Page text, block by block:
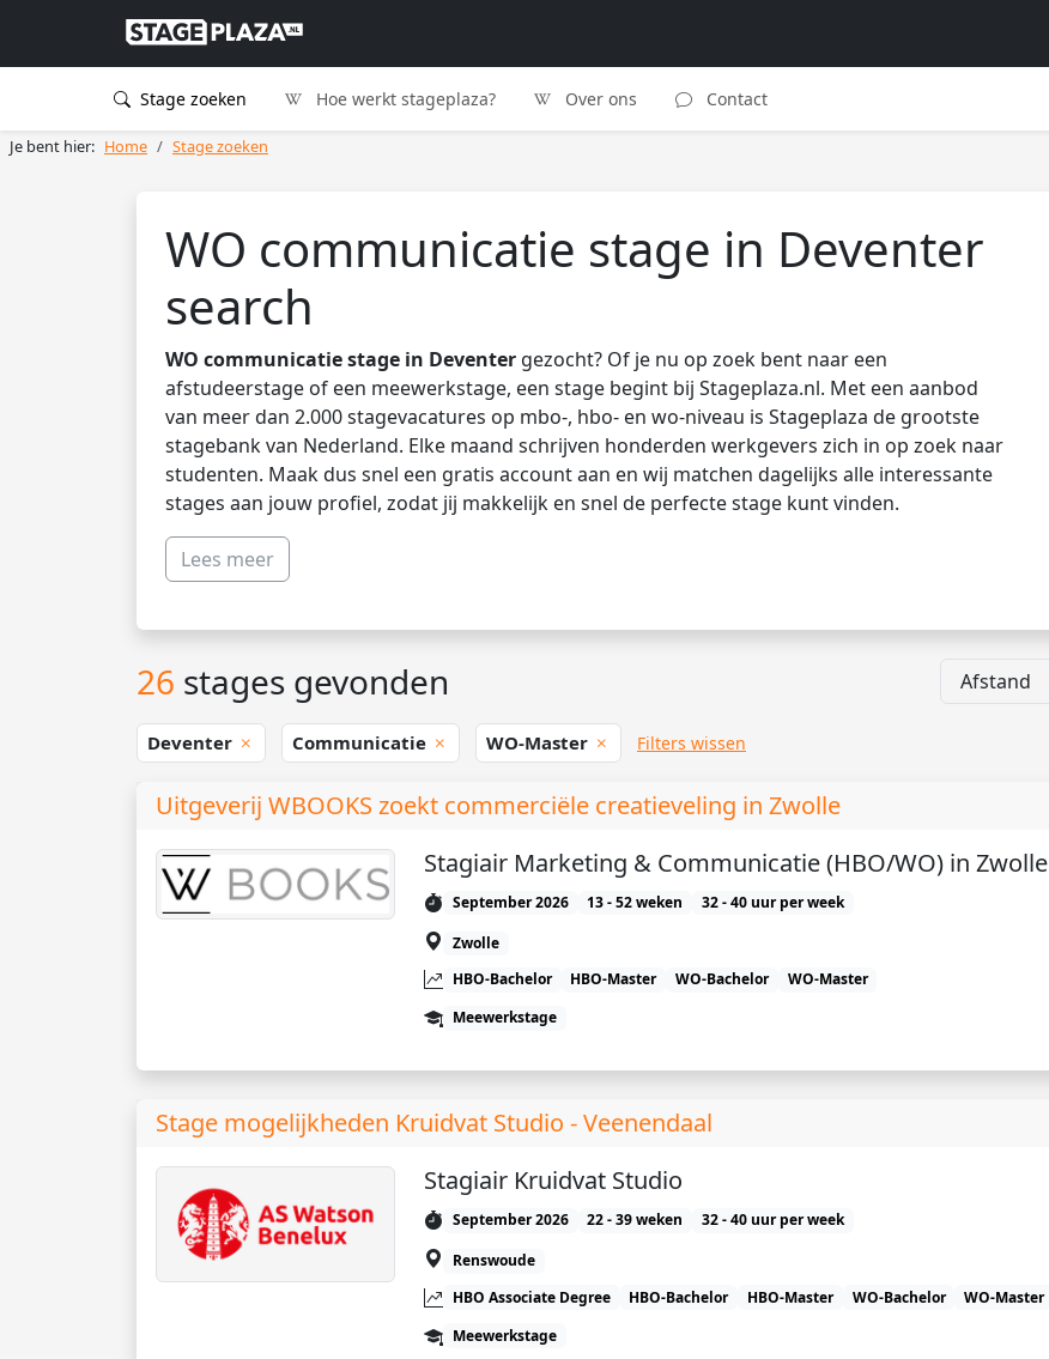
Stage zoeken Hoe werkt stageplaza? Over ons Contact
Je bent hier: Home Stage zoeken
WO communicatie stage in Deventer
search
WO communicatie stage in Deventer gezocht? Of je nu op zoek bent naar een
afstudeerstage of een meewerkstage, een stage begint bij Stageplaza.nl. Met een aanbod
van meer dan 2.000 stagevacatures op mbo-, hbo- en wo-niveau is Stageplaza de grootste
stagebank van Nederland. Elke maand schrijven honderden werkgevers zich in op zoek naar
studenten. Maak dus snel een gratis account aan en wij matchen dagelijks alle interessante
stages aan jouw profiel, zodat jij makkelijk en snel de perfecte stage kunt vinden.
Lees meer
26 stages gevonden
Deventer Communicatie WO-Master Filters wissen
Uitgeverij WBOOKS zoekt commerciële creatieveling in Zwolle
Stagiair Marketing & Communicatie (HBO/WO) in Zwolle
September 2026 13 - 52 weken
32 - 40 uur per week
Zwolle
HBO-Bachelor
HBO-Master WO-Bachelor
WO-Master
Meewerkstage
Stage mogelijkheden Kruidvat Studio - Veenendaal
Stagiair Kruidvat Studio
September 2026 22 - 39 weken
32 - 40 uur per week
Renswoude
HBO Associate Degree
HBO-Bachelor HBO-Master WO-Bachelor
WO-Master
Meewerkstage